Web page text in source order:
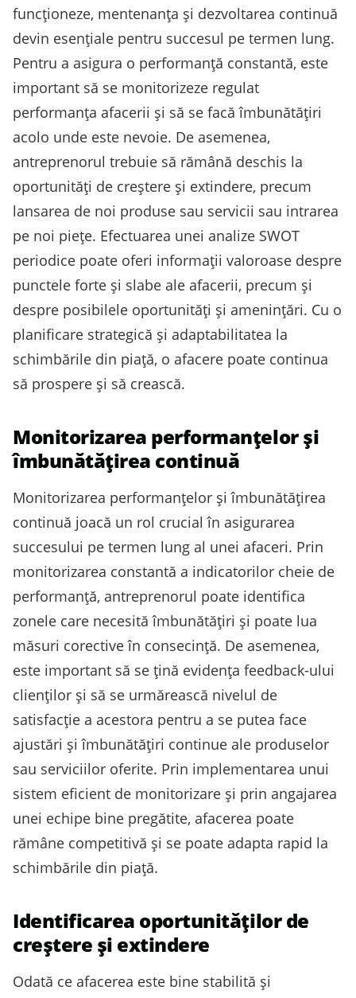
funcționeze, mentenanța și dezvoltarea continuă
devin esențiale pentru succesul pe termen lung.
Pentru a asigura o performanță constantă, este
important să se monitorizeze regulat
performanța afacerii și să se facă îmbunătățiri
acolo unde este nevoie. De asemenea,
antreprenorul trebuie să rămână deschis la
oportunități de creștere și extindere, precum
lansarea de noi produse sau servicii sau intrarea
pe noi piețe. Efectuarea unei analize SWOT
periodice poate oferi informații valoroase despre
punctele forte și slabe ale afacerii, precum și
despre posibilele oportunități și amenințări. Cu o
planificare strategică și adaptabilitatea la
schimbările din piață, o afacere poate continua
să prospere și să crească.
Monitorizarea performanțelor și
îmbunătățirea continuă
Monitorizarea performanțelor și îmbunătățirea
continuă joacă un rol crucial în asigurarea
succesului pe termen lung al unei afaceri. Prin
monitorizarea constantă a indicatorilor cheie de
performanță, antreprenorul poate identifica
zonele care necesită îmbunătățiri și poate lua
măsuri corective în consecință. De asemenea,
este important să se țină evidența feedback-ului
clienților și să se urmărească nivelul de
satisfacție a acestora pentru a se putea face
ajustări și îmbunătățiri continue ale produselor
sau serviciilor oferite. Prin implementarea unui
sistem eficient de monitorizare și prin angajarea
unei echipe bine pregătite, afacerea poate
rămâne competitivă și se poate adapta rapid la
schimbările din piață.
Identificarea oportunităților de
creștere și extindere
Odată ce afacerea este bine stabilită și